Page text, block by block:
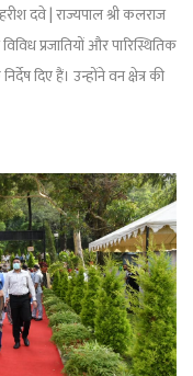
दवे | राज्यपाल श्री कलराज
प्रजातियों और पारिस्थितिक
दिए हैं। उन्होंने वन क्षेत्र की